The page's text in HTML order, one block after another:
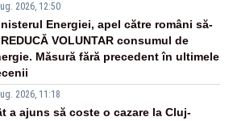
2026, 12:50
Energiei, apel către români să-
VOLUNTAR consumul de
Măsură fără precedent în ultimele
2026, 11:18
a ajuns să coste o cazare la Cluj-